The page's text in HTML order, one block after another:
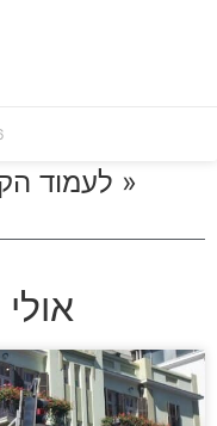
« לעמוד